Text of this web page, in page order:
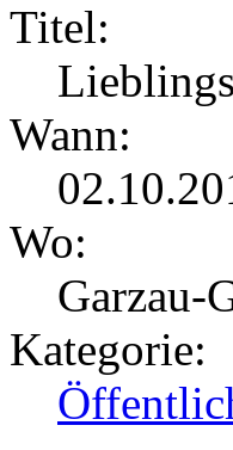
Titel:
Wann:
Wo:
Garzau-
Kategorie: